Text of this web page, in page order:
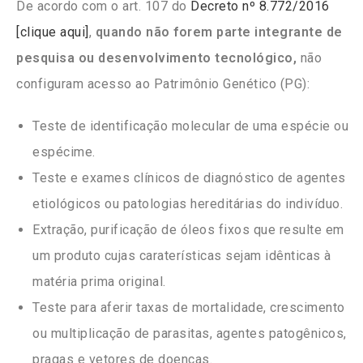
De acordo com o art. 107 do Decreto nº 8.772/2016
[clique aqui], quando não forem parte integrante de
pesquisa ou desenvolvimento tecnológico, não
configuram acesso ao Patrimônio Genético (PG):
Teste de identificação molecular de uma espécie ou
espécime.
Teste e exames clínicos de diagnóstico de agentes
etiológicos ou patologias hereditárias do indivíduo.
Extração, purificação de óleos fixos que resulte em
um produto cujas caraterísticas sejam idênticas à
matéria prima original.
Teste para aferir taxas de mortalidade, crescimento
ou multiplicação de parasitas, agentes patogênicos,
pragas e vetores de doenças.